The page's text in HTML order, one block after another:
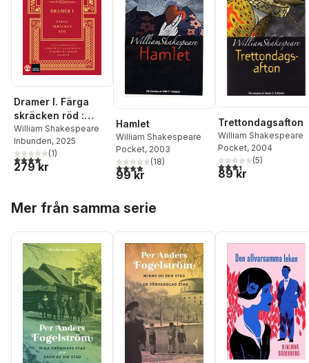
Dramer I. Färga
skräcken röd :
Hamlet, Macbeth,
Richard II, Richard
III, Romeo och
Julia, Titus
William Shakespeare
Inbunden, 2025
4,0utav 5 stjärnor. Totalt antal röster:
(1)
279 kr
Hamlet
William Shakespeare
Pocket, 2003
3,9utav 5 stjärnor. Totalt antal röster:
(18)
99 kr
Trettondagsafton
William Shakespeare
Pocket, 2004
3,4utav 5 stjärnor.
(5)
89 kr
Mer från samma serie